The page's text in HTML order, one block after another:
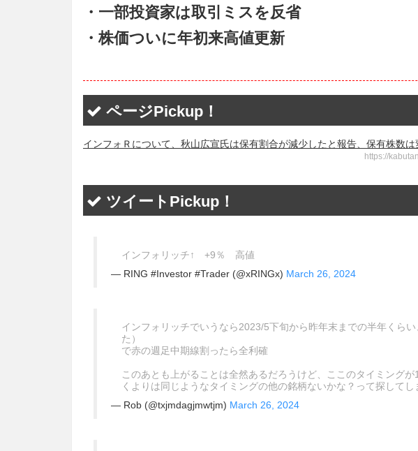
・一部投資家は取引ミスを反省
・株価ついに年初来高値更新
ページPickup！
インフォＲについて、秋山広宣氏は保有割合が減少したと報告、保有株数
https://
ツイートPickup！
インフォリッチ↑ +9％ 高値
— RING #Investor #Trader (@xRINGx) March 26, 2024
インフォリッチでいうなら2023/5下旬から昨年末までの半年くら
た）
で赤の週足中期線割ったら全利確
このあとも上がることは全然あるだろうけど、ここのタイミング
くよりは同じようなタイミングの他の銘柄ないかな？って探してし
— Rob (@txjmdagjmwtjm) March 26, 2024